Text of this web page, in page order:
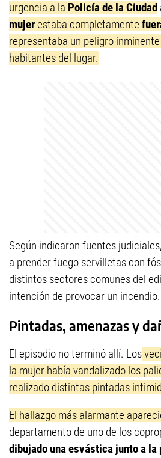
urgencia a la Policía de la Ciudad
mujerestaba completamente
representaba un peligro
habitantes del lugar.
Según indicaron fuentes
a prender fuego servilletas con
distintos sectores comunes del
intención de provocar un incendio.
Pintadas, amenazas y
El episodio no terminó allí. Los
la mujer había vandalizado los
realizado distintas pintadas
El hallazgo más alarmante
departamento de uno de los
dibujado una esvástica junto a la